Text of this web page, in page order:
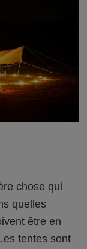
chose qui
quelles
être en
tentes sont